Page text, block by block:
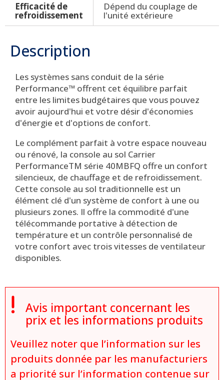
Efficacité de
refroidissement
Dépend du couplage de
l'unité extérieure
Description
Les systèmes sans conduit de la série
Performance™ offrent cet équilibre parfait
entre les limites budgétaires que vous pouvez
avoir aujourd'hui et votre désir d'économies
d'énergie et d'options de confort.
Le complément parfait à votre espace nouveau
ou rénové, la console au sol Carrier
PerformanceTM série 40MBFQ offre un confort
silencieux, de chauffage et de refroidissement.
Cette console au sol traditionnelle est un
élément clé d'un système de confort à une ou
plusieurs zones. Il offre la commodité d'une
télécommande portative à détection de
température et un contrôle personnalisé de
votre confort avec trois vitesses de ventilateur
disponibles.
 Avis important concernant les
prix et les informations produits
Veuillez noter que l’information sur les
produits donnée par les manufacturiers
a priorité sur l’information contenue sur